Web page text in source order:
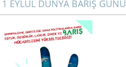
1 EYLÜL DÜNYA BARIŞ GÜNÜ